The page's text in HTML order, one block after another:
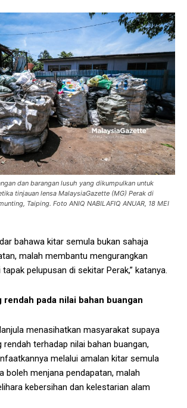
dan barangan lusuh yang dikumpulkan untuk
tinjauan lensa MalaysiaGazette (MG) Perak di
Taiping. Foto ANIQ NABILAFIQ ANUAR, 18 MEI
bahawa kitar semula bukan sahaja
malah membantu mengurangkan
pelupusan di sekitar Perak,” katanya.
rendah pada nilai bahan buangan
menasihatkan masyarakat supaya
terhadap nilai bahan buangan,
melalui amalan kitar semula
boleh menjana pendapatan, malah
kebersihan dan kelestarian alam